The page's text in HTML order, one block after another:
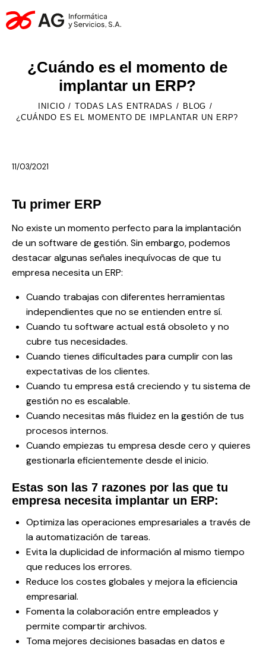
¿Cuándo es el momento de
implantar un ERP?
INICIO TODAS LAS ENTRADAS
BLOG
¿CUÁNDO ES EL MOMENTO DE IMPLANTAR UN ERP?
11/03/2021
Tu primer ERP
No existe un momento perfecto para la implantación
de un software de gestión. Sin embargo, podemos
destacar algunas señales inequívocas de que tu
empresa necesita un ERP:
Cuando trabajas con diferentes herramientas
independientes que no se entienden entre sí.
Cuando tu software actual está obsoleto y no
cubre tus necesidades.
Cuando tienes dificultades para cumplir con las
expectativas de los clientes.
Cuando tu empresa está creciendo y tu sistema de
gestión no es escalable.
Cuando necesitas más fluidez en la gestión de tus
procesos internos.
Cuando empiezas tu empresa desde cero y quieres
gestionarla eficientemente desde el inicio.
Estas son las 7 razones por las que tu
empresa necesita implantar un ERP:
Optimiza las operaciones empresariales a través de
la automatización de tareas.
Evita la duplicidad de información al mismo tiempo
que reduces los errores.
Reduce los costes globales y mejora la eficiencia
empresarial.
Fomenta la colaboración entre empleados y
permite compartir archivos.
Toma mejores decisiones basadas en datos e